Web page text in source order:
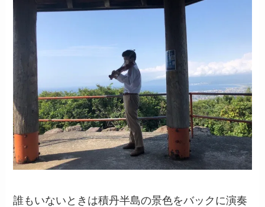
誰もいないときは積丹半島の景色をバックに演奏